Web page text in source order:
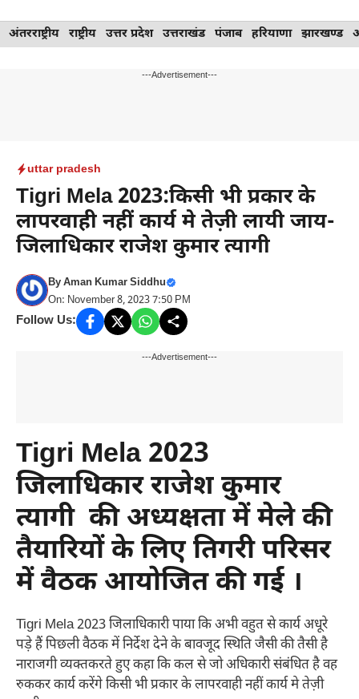
Skip
to
अंतरराष्ट्रीय राष्ट्रीय उत्तर प्रदेश उत्तराखंड पंजाब हरियाणा झारखण्ड
---Advertisement---
uttar pradesh
Tigri Mela 2023:किसी भी प्रकार के
लापरवाही नहीं कार्य मे तेज़ी लायी जाय-
जिलाधिकार राजेश कुमार त्यागी
ByAman Kumar Siddhu
On: November 8, 2023 7:50 PM
Follow Us:
---Advertisement---
Tigri Mela 2023
जिलाधिकार राजेश कुमार
त्यागी की अध्यक्षता में मेले की
तैयारियों के लिए तिगरी परिसर
में वैठक आयोजित की गई ।
Tigri Mela 2023 जिलाधिकारी पाया कि अभी वहुत से कार्य अधूरे
पड़े हैं पिछली वैठक में निर्देश देने के बावजूद स्थिति जैसी की तैसी है
नाराजगी व्यक्तकरते हुए कहा कि कल से जो अधिकारी संबंधित है वह
रुककर कार्य करेंगे किसी भी प्रकार के लापरवाही नहीं कार्य मे तेज़ी